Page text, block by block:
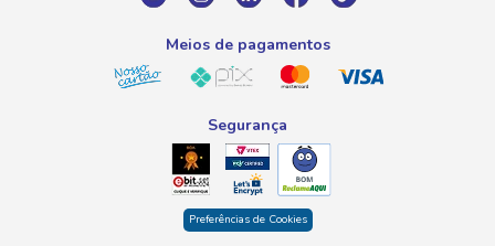
atendimento@savegnago.com.br
Meios de pagamentos
Segurança
Preferências de Cookies